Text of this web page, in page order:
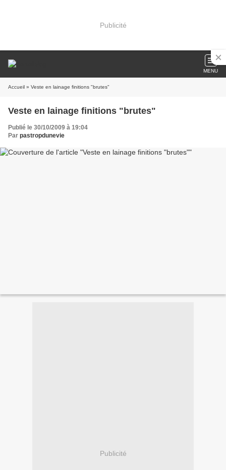
Publicité
MENU
Accueil » Veste en lainage finitions "brutes"
Veste en lainage finitions "brutes"
Publié le 30/10/2009 à 19:04
Par pastropdunevie
Publicité